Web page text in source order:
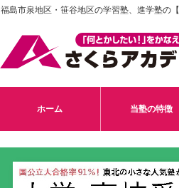
福島市泉地区・笹谷地区の学習塾、進学塾の
ホーム 当塾の特徴